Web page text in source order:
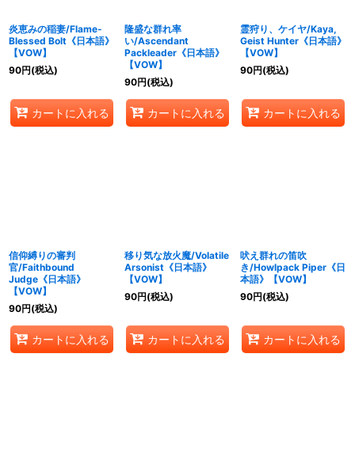
炎恵みの稲妻/Flame-
Blessed Bolt《日本語》
【VOW】
90円(税込)
カートに入れる
隆盛な群れ率
い/Ascendant
Packleader《日本語》
【VOW】
90円(税込)
カートに入れる
霊狩り、ケイヤ/Kaya,
Geist Hunter《日本語》
【VOW】
90円(税込)
カートに入れる
信仰縛りの審判
官/Faithbound
Judge《日本語》
【VOW】
90円(税込)
カートに入れる
移り気な放火魔/Volatile
Arsonist《日本語》
【VOW】
90円(税込)
カートに入れる
吠え群れの笛吹
き/Howlpack Piper《日
本語》【VOW】
90円(税込)
カートに入れる